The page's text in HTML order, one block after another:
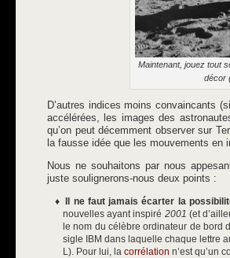
Maintenant, jouez tout
décor
D’autres indices moins convaincants
accélérées, les images des
qu’on peut décemment observer sur
la fausse idée que les mouvements
Nous ne souhaitons par nous
juste soulignerons-nous deux points :
Il ne faut jamais écarter la
nouvelles ayant inspiré 2001 (et
le nom du célèbre ordinateur de bord
sigle IBM dans laquelle chaque lettre
L). Pour lui, la corrélation n’est qu’un